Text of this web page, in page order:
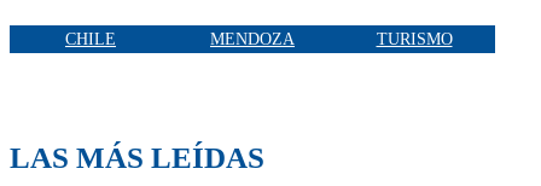
CHILE MENDOZA TURISMO
LAS MÁS LEÍDAS